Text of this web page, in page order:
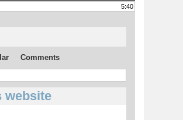
5:40
Comments
website